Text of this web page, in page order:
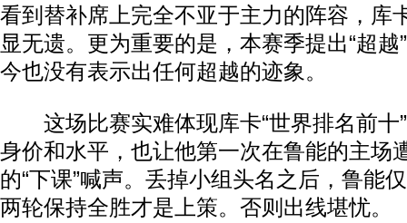
看到替补席上完全不亚于主力的阵容，库
显无遗。更为重要的是，本赛季提出“超
今也没有表示出任何超越的迹象。
这场比赛实难体现库卡“世界排名前十
身价和水平，也让他第一次在鲁能的主场
的“下课”喊声。丢掉小组头名之后，鲁能
两轮保持全胜才是上策。否则出线堪忧。